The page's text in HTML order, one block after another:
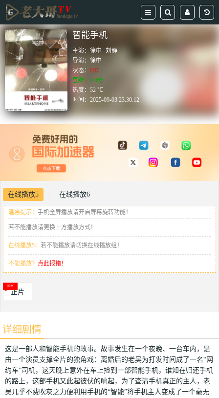
智能手机
主演：徐申
刘静
导演：徐申
状态：HD
豆瓣：0.0分
热度：52 ℃
时间：2025-09-03 23:30:12
在线播放5 在线播放6
温馨提示： 手机全屏播放请开启屏幕旋转功能！
若不能播放请更换上方播放方式！
在线播放5： 若不能播放请切换在线播放组！
不能播放？ 点此报错！
正片
详细剧情
这是一部人和智能手机的故事。故事发生在一个夜晚、一台车内，是
由一个演员支撑全片的独角戏：离婚后的老吴为打发时间成了一名“网
约车”司机，这天晚上意外在车上捡到一部智能手机，谁知在归还手机
的路上，这部手机又此起彼伏的响起，为了查清手机真正的主人，老
吴几乎不费吹灰之力便利用手机的“智能”将手机主人变成了一个毫无